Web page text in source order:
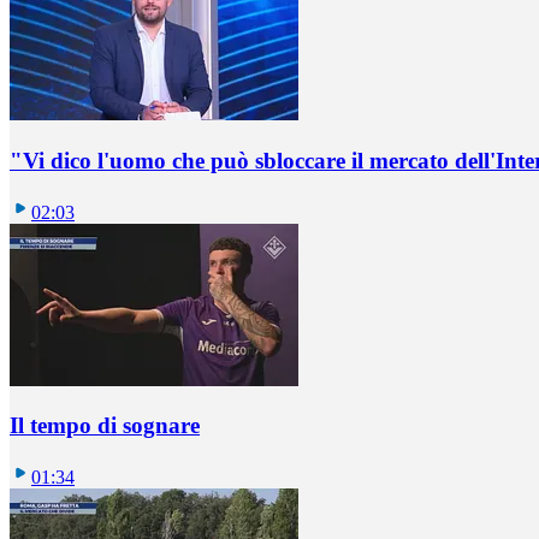
"Vi dico l'uomo che può sbloccare il mercato
02:03
Il tempo di sognare
01:34